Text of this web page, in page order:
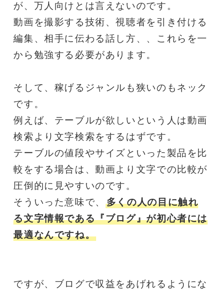
が、万人向けとは言えないのです。
動画を撮影する技術、視聴者を引き付ける
編集、相手に伝わる話し方、、これらを一
から勉強する必要があります。
そして、稼げるジャンルも狭いのもネック
です。
例えば、テーブルが欲しいという人は動画
検索より文字検索をするはずです。
テーブルの値段やサイズといった製品を比
較をする場合は、動画より文字での比較が
圧倒的に見やすいのです。
そういった意味で、 多くの人の目に触れ
る文字情報である『ブログ』が初心者には
最適なんですね。
ですが、ブログで収益をあげれるようにな